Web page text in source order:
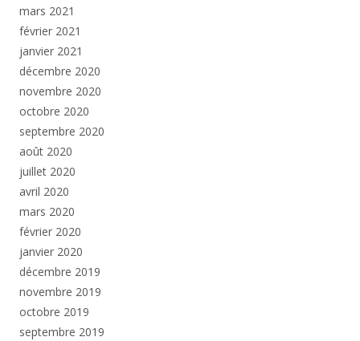
mars 2021
février 2021
janvier 2021
décembre 2020
novembre 2020
octobre 2020
septembre 2020
août 2020
juillet 2020
avril 2020
mars 2020
février 2020
janvier 2020
décembre 2019
novembre 2019
octobre 2019
septembre 2019